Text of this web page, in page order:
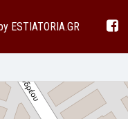
ESTIATORIA.GR